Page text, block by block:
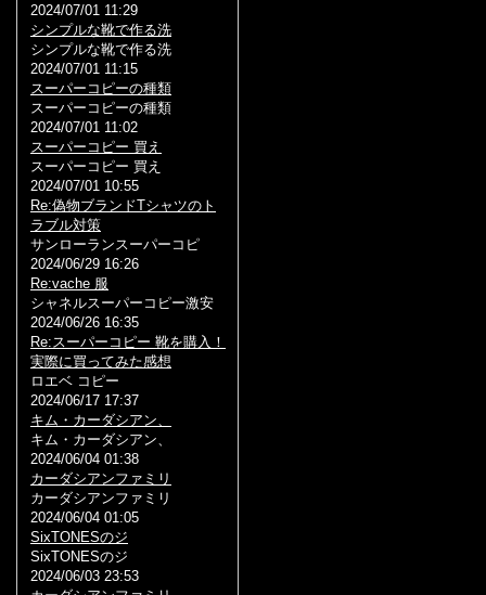
2024/07/01 11:29
シンプルな靴で作る洗
シンプルな靴で作る洗
2024/07/01 11:15
スーパーコピーの種類
スーパーコピーの種類
2024/07/01 11:02
スーパーコピー 買え
スーパーコピー 買え
2024/07/01 10:55
Re:偽物ブランドTシャツのト
ラブル対策
サンローランスーパーコピ
2024/06/29 16:26
Re:vache 服
シャネルスーパーコピー激安
2024/06/26 16:35
Re:スーパーコピー 靴を購入！
実際に買ってみた感想
ロエベ コピー
2024/06/17 17:37
キム・カーダシアン、
キム・カーダシアン、
2024/06/04 01:38
カーダシアンファミリ
カーダシアンファミリ
2024/06/04 01:05
SixTONESのジ
SixTONESのジ
2024/06/03 23:53